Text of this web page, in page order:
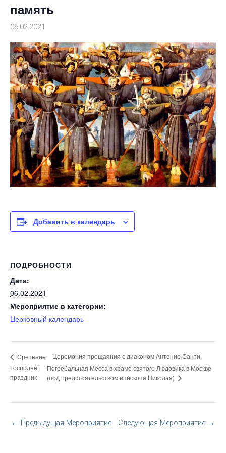
память
06.02.2021
Добавить в календарь
ПОДРОБНОСТИ
Дата:
06.02.2021
Мероприятие в категории:
Церковный календарь
Сретение
Господне:
праздник
Церемония прощаяния с диаконом Антонио Санти.
Погребальная Месса в храме святого Людовика в Москве
(под предстоятельством епископа Николая)
← Предыдущая Мероприятие Следующая Мероприятие →